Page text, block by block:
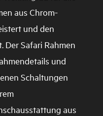
aus Chrom-
und den
Der Safari Rahmen
und
Schaltungen
aus